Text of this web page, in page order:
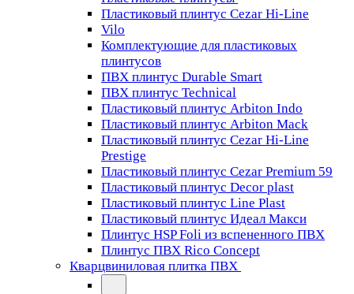
Пластиковый плинтус Cezar Hi-Line
Vilo
Комплектующие для пластиковых
плинтусов
ПВХ плинтус Durable Smart
ПВХ плинтус Technical
Пластиковый плинтус Arbiton Indo
Пластиковый плинтус Arbiton Mack
Пластиковый плинтус Cezar Hi-Line
Prestige
Пластиковый плинтус Cezar Premium 59
Пластиковый плинтус Decor plast
Пластиковый плинтус Line Plast
Пластиковый плинтус Идеал Макси
Плинтус HSP Foli из вспененного ПВХ
Плинтус ПВХ Rico Concept
Кварцвиниловая плитка ПВХ